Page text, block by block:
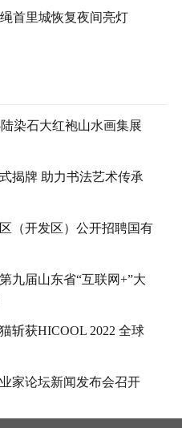
首里城恢复夜间亮灯
染石大红袍山水画集展
揭牌 助力书法艺术传承
（开发区）公开招聘国有
九届山东省“互联网+”大
斩获HICOOL 2022 全球
家论坛新闻发布会召开